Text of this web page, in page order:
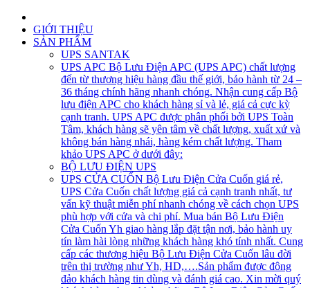
GIỚI THIỆU
SẢN PHẨM
UPS SANTAK
UPS APC Bộ Lưu Điện APC (UPS APC) chất lượng
đến từ thương hiệu hàng đầu thế giới, bảo hành từ 24 –
36 tháng chính hãng nhanh chóng. Nhận cung cấp Bộ
lưu điện APC cho khách hàng sỉ và lẻ, giá cả cực kỳ
cạnh tranh. UPS APC được phân phối bởi UPS Toàn
Tâm, khách hàng sẽ yên tâm về chất lượng, xuất xứ và
không bán hàng nhái, hàng kém chất lượng. Tham
khảo UPS APC ở dưới đây:
BỘ LƯU ĐIỆN UPS
UPS CỬA CUỐN Bộ Lưu Điện Cửa Cuốn giá rẻ,
UPS Cửa Cuốn chất lượng giá cả cạnh tranh nhất, tư
vấn kỹ thuật miễn phí nhanh chóng về cách chọn UPS
phù hợp với cửa và chi phí. Mua bán Bộ Lưu Điện
Cửa Cuốn Yh giao hàng lắp đặt tận nơi, bảo hành uy
tín làm hài lòng những khách hàng khó tính nhất. Cung
cấp các thương hiệu Bộ Lưu Điện Cửa Cuốn lâu đời
trên thị trường như Yh, HD,….Sản phẩm được đông
đảo khách hàng tin dùng và đánh giá cao. Xin mời quý